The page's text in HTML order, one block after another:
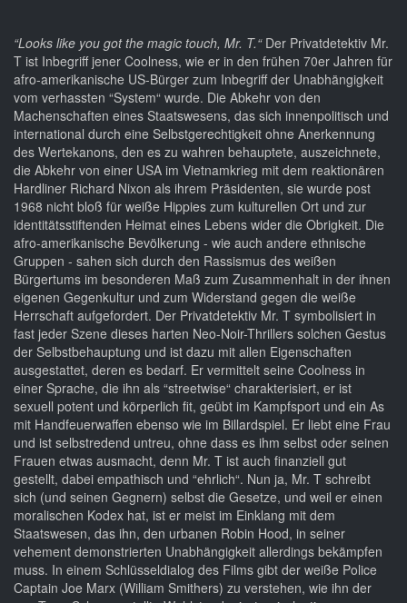
“Looks like you got the magic touch, Mr. T.“ Der Privatdetektiv Mr.
T ist Inbegriff jener Coolness, wie er in den frühen 70er Jahren für
afro-amerikanische US-Bürger zum Inbegriff der Unabhängigkeit
vom verhassten “System“ wurde. Die Abkehr von den
Machenschaften eines Staatswesens, das sich innenpolitisch und
international durch eine Selbstgerechtigkeit ohne Anerkennung
des Wertekanons, den es zu wahren behauptete, auszeichnete,
die Abkehr von einer USA im Vietnamkrieg mit dem reaktionären
Hardliner Richard Nixon als ihrem Präsidenten, sie wurde post
1968 nicht bloß für weiße Hippies zum kulturellen Ort und zur
identitätsstiftenden Heimat eines Lebens wider die Obrigkeit. Die
afro-amerikanische Bevölkerung - wie auch andere ethnische
Gruppen - sahen sich durch den Rassismus des weißen
Bürgertums im besonderen Maß zum Zusammenhalt in der ihnen
eigenen Gegenkultur und zum Widerstand gegen die weiße
Herrschaft aufgefordert. Der Privatdetektiv Mr. T symbolisiert in
fast jeder Szene dieses harten Neo-Noir-Thrillers solchen Gestus
der Selbstbehauptung und ist dazu mit allen Eigenschaften
ausgestattet, deren es bedarf. Er vermittelt seine Coolness in
einer Sprache, die ihn als “streetwise“ charakterisiert, er ist
sexuell potent und körperlich fit, geübt im Kampfsport und ein As
mit Handfeuerwaffen ebenso wie im Billardspiel. Er liebt eine Frau
und ist selbstredend untreu, ohne dass es ihm selbst oder seinen
Frauen etwas ausmacht, denn Mr. T ist auch finanziell gut
gestellt, dabei empathisch und “ehrlich“. Nun ja, Mr. T schreibt
sich (und seinen Gegnern) selbst die Gesetze, und weil er einen
moralischen Kodex hat, ist er meist im Einklang mit dem
Staatswesen, das ihn, den urbanen Robin Hood, in seiner
vehement demonstrierten Unabhängigkeit allerdings bekämpfen
muss. In einem Schlüsseldialog des Films gibt der weiße Police
Captain Joe Marx (William Smithers) zu verstehen, wie ihn der